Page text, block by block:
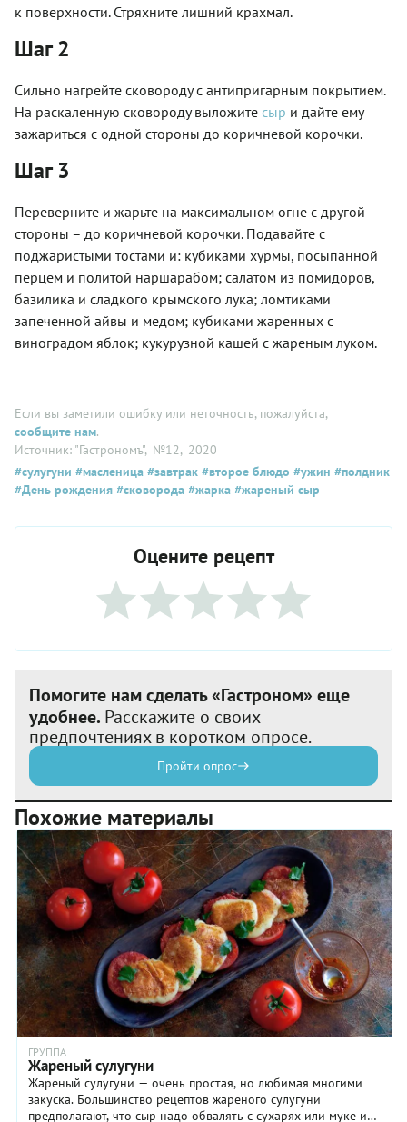
к поверхности. Стряхните лишний крахмал.
Шаг 2
Сильно нагрейте сковороду с антипригарным покрытием.
На раскаленную сковороду выложите сыр и дайте ему
зажариться с одной стороны до коричневой корочки.
Шаг 3
Переверните и жарьте на максимальном огне с другой
стороны – до коричневой корочки. Подавайте с
поджаристыми тостами и: кубиками хурмы, посыпанной
перцем и политой наршарабом; салатом из помидоров,
базилика и сладкого крымского лука; ломтиками
запеченной айвы и медом; кубиками жаренных с
виноградом яблок; кукурузной кашей с жареным луком.
Если вы заметили ошибку или неточность, пожалуйста,
сообщите нам.
Источник: "Гастрономъ", №12, 2020
#сулугуни #масленица #завтрак #второе блюдо #ужин #полдник
#День рождения #сковорода #жарка #жареный сыр
Оцените рецепт
Помогите нам сделать «Гастроном» еще
удобнее. Расскажите о своих
предпочтениях в коротком опросе.
Пройти опрос
Похожие материалы
ГРУППА
Жареный сулугуни
Жареный сулугуни — очень простая, но любимая многими
закуска. Большинство рецептов жареного сулугуни
предполагают, что сыр надо обвалять с сухарях или муке и